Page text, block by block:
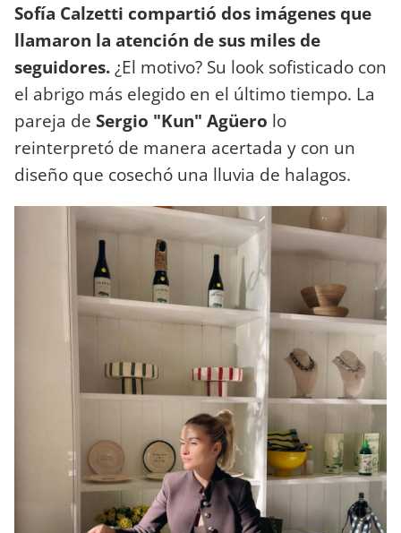
Sofía Calzetti compartió dos imágenes que
llamaron la atención de sus miles de
seguidores.¿El motivo? Su look sofisticado con
el abrigo más elegido en el último tiempo. La
pareja de Sergio "Kun" Agüero lo
reinterpretó de manera acertada y con un
diseño que cosechó una lluvia de halagos.